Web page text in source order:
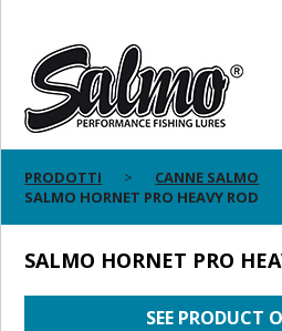
PRODOTTI
CANNE SALMO
SALMO HORNET PRO HEAVY ROD
SALMO HORNET PRO
SEE PRODUCT